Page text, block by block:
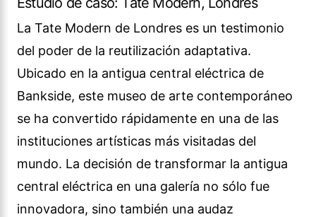
La Tate Modern de Londres es un testimonio
del poder de la reutilización adaptativa.
Ubicado en la antigua central eléctrica de
Bankside, este museo de arte contemporáneo
se ha convertido rápidamente en una de las
instituciones artísticas más visitadas del
mundo. La decisión de transformar la antigua
central eléctrica en una galería no sólo fue
innovadora, sino también una audaz